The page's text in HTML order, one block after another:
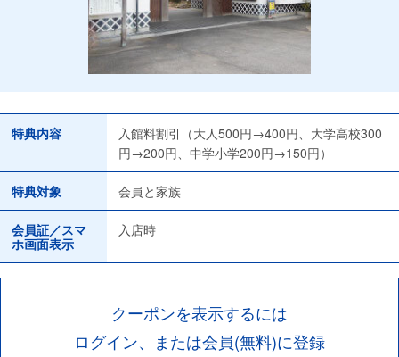
特典内容
入館料割引（大人500円→400円、大学高校300
円→200円、中学小学200円→150円）
特典対象 会員と家族
会員証／スマ
ホ画面表示
入店時
クーポンを表示するには
ログイン、または会員(無料)に登録